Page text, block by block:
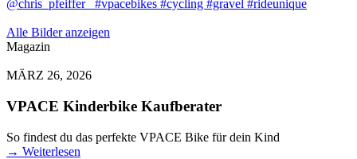
Alle Bilder anzeigen
Magazin
MÄRZ 26, 2026
VPACE Kinderbike Kaufberater
So findest du das perfekte VPACE Bike für dein Kind
→ Weiterlesen